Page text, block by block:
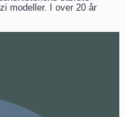
modeller. I over 20 år